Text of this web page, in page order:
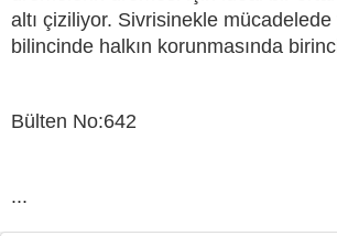
altı çiziliyor. Sivrisinekle mücadelede
bilincinde halkın korunmasında
Bülten No:642
...